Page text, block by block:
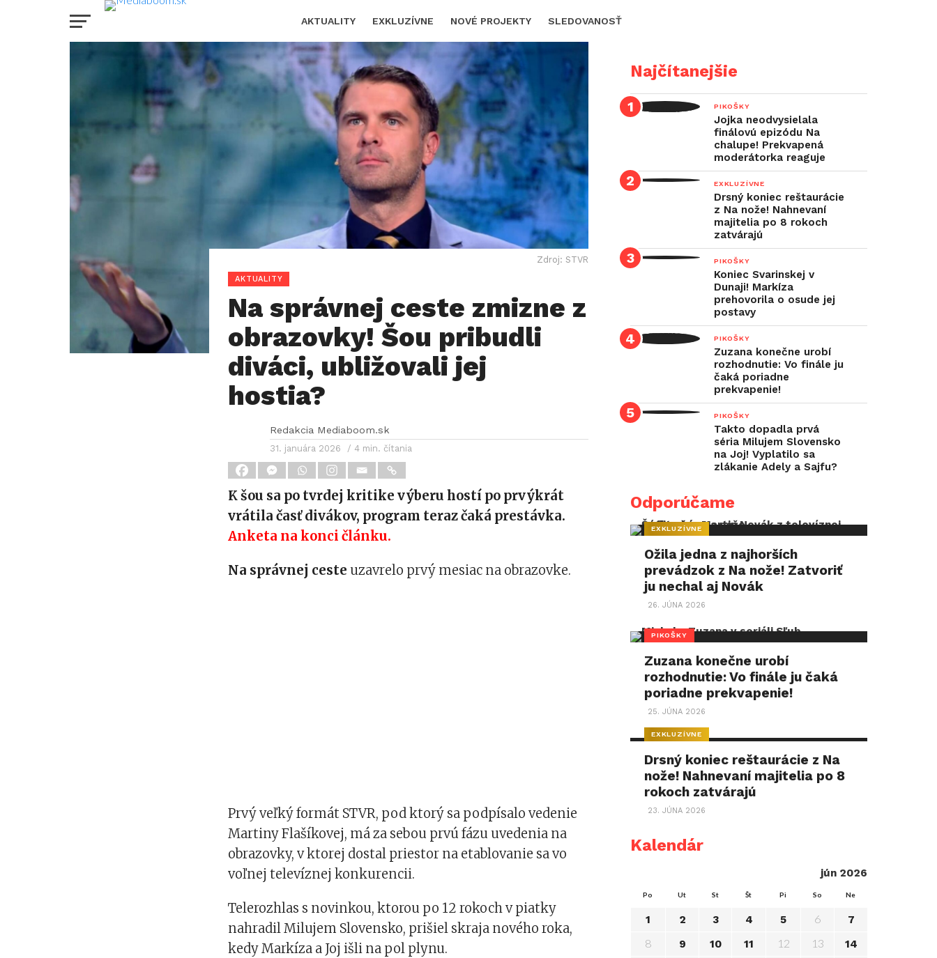
AKTUALITY EXKLUZÍVNE NOVÉ PROJEKTY SLEDOVANOSŤ
Zdroj: STVR
AKTUALITY
Na správnej ceste zmizne z
obrazovky! Šou pribudli
diváci, ubližovali jej
hostia?
Redakcia Mediaboom.sk
31. januára 2026 / 4 min. čítania
K šou sa po tvrdej kritike výberu hostí po prvýkrát
vrátila časť divákov, program teraz čaká prestávka.
Anketa na konci článku.
Na správnej ceste uzavrelo prvý mesiac na obrazovke.
Prvý veľký formát STVR, pod ktorý sa podpísalo vedenie
Martiny Flašíkovej, má za sebou prvú fázu uvedenia na
obrazovky, v ktorej dostal priestor na etablovanie sa vo
voľnej televíznej konkurencii.
Telerozhlas s novinkou, ktorou po 12 rokoch v piatky
nahradil Milujem Slovensko, prišiel skraja nového roka,
kedy Markíza a Joj išli na pol plynu.
Najčítanejšie
PIKOŠKY
Jojka neodvysielala
finálovú epizódu Na
chalupe! Prekvapená
moderátorka reaguje
EXKLUZÍVNE
Drsný koniec reštaurácie
z Na nože! Nahnevaní
majitelia po 8 rokoch
zatvárajú
PIKOŠKY
Koniec Svarinskej v
Dunaji! Markíza
prehovorila o osude jej
postavy
PIKOŠKY
Zuzana konečne urobí
rozhodnutie: Vo finále ju
čaká poriadne
prekvapenie!
PIKOŠKY
Takto dopadla prvá
séria Milujem Slovensko
na Joj! Vyplatilo sa
zlákanie Adely a Sajfu?
Odporúčame
EXKLUZÍVNE
Ožila jedna z najhorších
prevádzok z Na nože! Zatvoriť
ju nechal aj Novák
26. JÚNA 2026
PIKOŠKY
Zuzana konečne urobí
rozhodnutie: Vo finále ju čaká
poriadne prekvapenie!
25. JÚNA 2026
EXKLUZÍVNE
Drsný koniec reštaurácie z Na
nože! Nahnevaní majitelia po 8
rokoch zatvárajú
23. JÚNA 2026
Kalendár
jún 2026
Po Ut St Št Pi So Ne
1 2 3 4 5 6 7
8 9 10 11 12 13 14